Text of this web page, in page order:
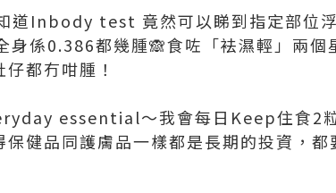
Inbody test 竟然可以睇到指定部位
係0.386都幾腫🙈食咗「袪濕輕」兩個
都冇咁腫！
essential～我會每日Keep住食2
保健品同護膚品一樣都是長期的投資，